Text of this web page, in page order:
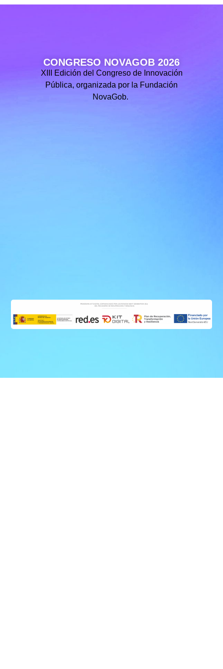
CONGRESO NOVAGOB 2026
XIII Edición del Congreso de Innovación
Pública, organizada por la Fundación
NovaGob.